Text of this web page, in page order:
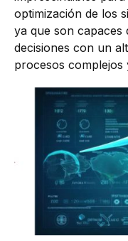
optimización de los
ya que son capaces
decisiones con un
procesos complejos